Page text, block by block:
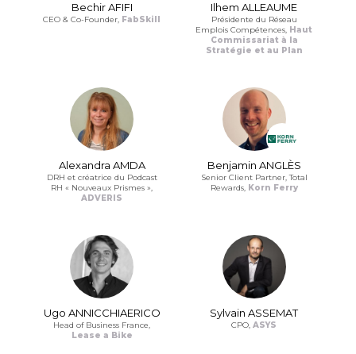
Bechir AFIFI
CEO & Co-Founder, FabSkill
Ilhem ALLEAUME
Présidente du Réseau
Emplois Compétences, Haut
Commissariat à la
Stratégie et au Plan
Alexandra AMDA
DRH et créatrice du Podcast
RH « Nouveaux Prismes »,
ADVERIS
Benjamin ANGLÈS
Senior Client Partner, Total
Rewards, Korn Ferry
Ugo ANNICCHIAERICO
Head of Business France,
Lease a Bike
Sylvain ASSEMAT
CPO,ASYS